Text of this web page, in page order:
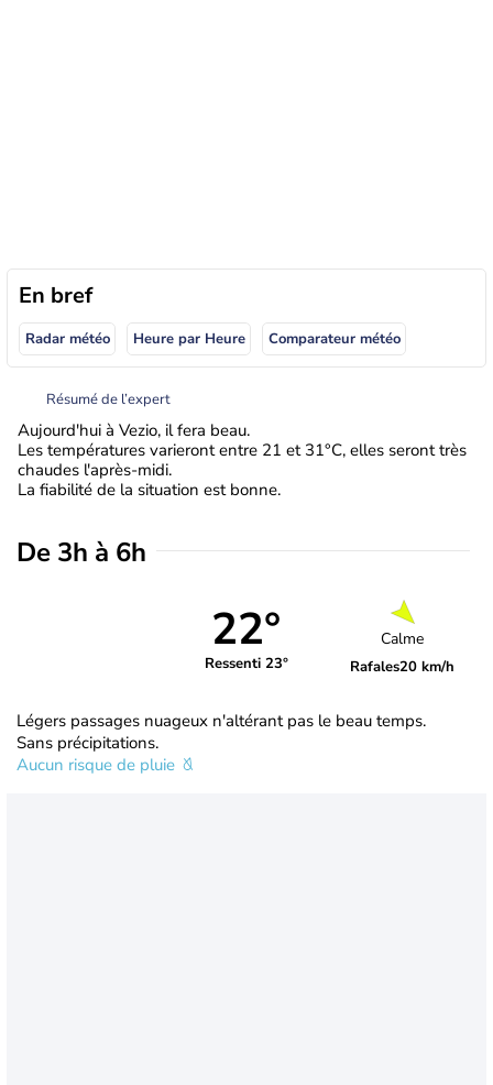
En bref
Radar météo Heure par Heure Comparateur météo
Résumé de l’expert
Aujourd'hui à Vezio, il fera beau.
Les températures varieront entre 21 et 31°C, elles seront très
chaudes l'après-midi.
La fiabilité de la situation est bonne.
De 3h à 6h
22°
Ressenti 23°
Calme
Rafales20 km/h
Légers passages nuageux n'altérant pas le beau temps.
Sans précipitations.
Aucun risque de pluie